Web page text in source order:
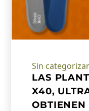
Sin categorizar
LAS
X40,
OBTIENEN